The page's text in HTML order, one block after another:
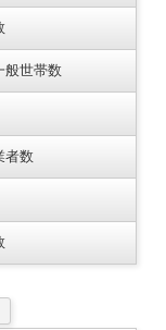
般世帯数
者数